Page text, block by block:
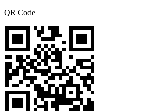
QR Code